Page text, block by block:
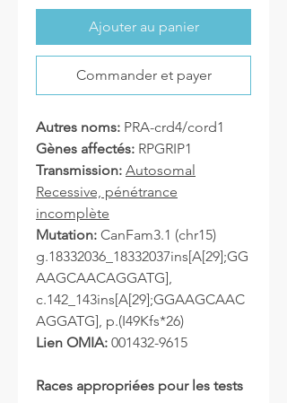
Ajouter au panier
Commander et payer
Autres noms: PRA-crd4/cord1
Gènes affectés: RPGRIP1
Transmission: Autosomal
Recessive, pénétrance
incomplète
Mutation: CanFam3.1 (chr15)
g.18332036_18332037ins[A[29];GG
AAGCAACAGGATG],
c.142_143ins[A[29];GGAAGCAAC
AGGATG], p.(I49Kfs*26)
Lien OMIA: 001432-9615
Races appropriées pour les tests